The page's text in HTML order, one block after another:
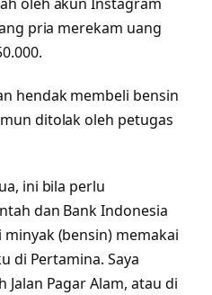
pria merekam uang
hendak membeli bensin
ditolak oleh petugas
ini bila perlu
dan Bank Indonesia
minyak (bensin) memakai
di Pertamina. Saya
Pagar Alam, atau di